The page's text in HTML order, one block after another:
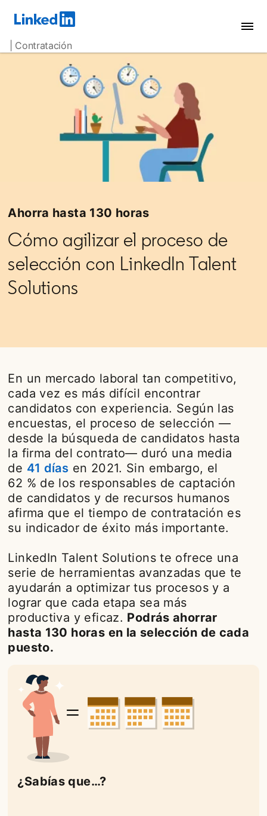
| Contratación
Ahorra hasta 130 horas
Cómo agilizar el proceso de
selección con LinkedIn Talent
Solutions
En un mercado laboral tan competitivo,
cada vez es más difícil encontrar
candidatos con experiencia. Según las
encuestas, el proceso de selección —
desde la búsqueda de candidatos hasta
la firma del contrato— duró una media
de 41 días opens in a new tab
en 2021. Sin embargo, el
62 % de los responsables de captación
de candidatos y de recursos humanos
afirma que el tiempo de contratación es
su indicador de éxito más importante.
LinkedIn Talent Solutions te ofrece una
serie de herramientas avanzadas que te
ayudarán a optimizar tus procesos y a
lograr que cada etapa sea más
productiva y eficaz. Podrás ahorrar
hasta 130 horas en la selección de cada
puesto.
¿Sabías que…?